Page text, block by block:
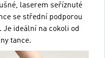
laserem seříznuté
se střední podporou
ideální na cokoli od
tance.